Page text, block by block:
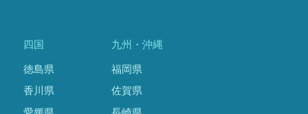
四国
徳島県
香川県
九州・沖縄
福岡県
佐賀県